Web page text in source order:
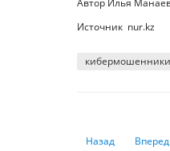
Автор Илья
Источник nur.kz
кибермошенники
Предыдущий: В
Назад Вперед